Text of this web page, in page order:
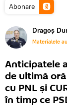
Abonare
Dragoș
Materialele
Anticipatele
de ultimă
cu PNL și
în timp ce